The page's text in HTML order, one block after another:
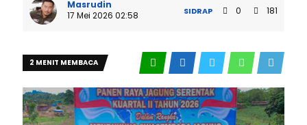
Masrudin
17 Mei 2026 02:58
SIDRAP 0 181
2 MENIT MEMBACA